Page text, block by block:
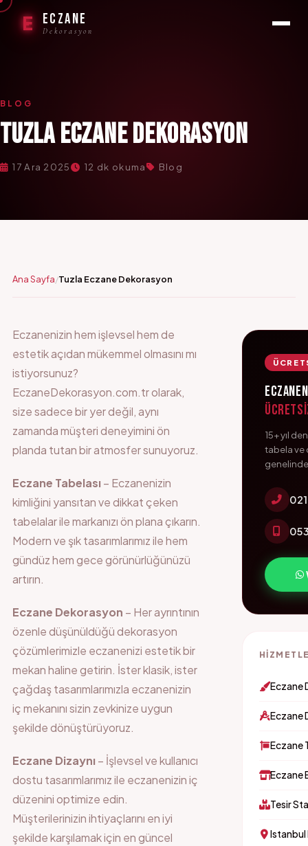
E ECZANE
Dekorasyon
BLOG
TUZLA ECZANE DEKORASYON
17 Ara 2025 12 dk okuma Blog
Ana Sayfa Tuzla Eczane Dekorasyon
Eczanenizin hem işlevsel hem de
estetik açıdan mükemmel olmasını mı
istiyorsunuz?
EczaneDekorasyon.com.tr olarak,
size sadece bir yer değil, aynı
zamanda müşteri deneyimini ön
planda tutan bir atmosfer sunuyoruz.
Eczane Tabelası – Eczanenizin
kimliğini yansıtan ve dikkat çeken
tabelalar ile markanızı ön plana çıkarın.
Modern ve şık tasarımlarımız ile hem
gündüz hem gece görünürlüğünüzü
artırın.
Eczane Dekorasyon – Her ayrıntının
özenle düşünüldüğü dekorasyon
çözümlerimizle eczanenizi estetik bir
mekan haline getirin. İster klasik, ister
çağdaş tasarımlarımızla eczanenizin
iç mekanını sizin zevkinize uygun
şekilde dönüştürüyoruz.
Eczane Dizaynı – İşlevsel ve kullanıcı
dostu tasarımlarımız ile eczanenizin iç
düzenini optimize edin.
Müşterilerinizin ihtiyaçlarını en iyi
şekilde karşılamak için en güncel
15+ yıl
tabela ve
Eczane
Eczane
Eczane
Eczane
Tesir
Istanbul